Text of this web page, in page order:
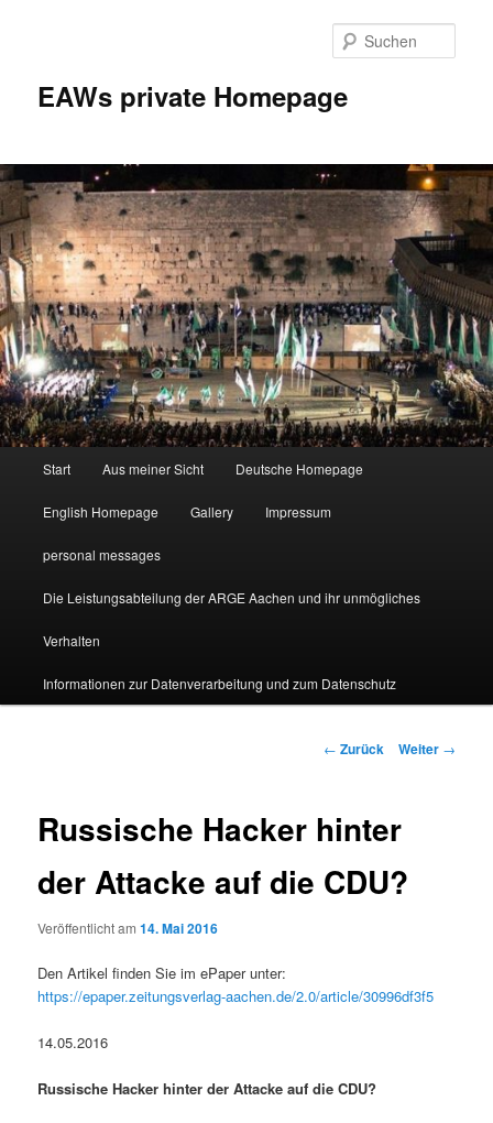
EAWs private Homepage
Start Aus meiner Sicht Deutsche Homepage
English Homepage Gallery Impressum
personal messages
Die Leistungsabteilung der ARGE Aachen und ihr unmögliches
Verhalten
Informationen zur Datenverarbeitung und zum Datenschutz
Beitragsnavigation
← Zurück Weiter →
Russische Hacker hinter
der Attacke auf die CDU?
Veröffentlicht am14. Mai 2016
Den Artikel finden Sie im ePaper unter:
https://epaper.zeitungsverlag-aachen.de/2.0/article/30996df3f5
14.05.2016
Russische Hacker hinter der Attacke auf die CDU?